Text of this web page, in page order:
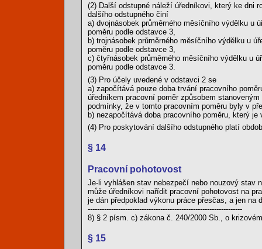
(2) Další odstupné náleží úředníkovi, který ke dni
dalšího odstupného činí
a) dvojnásobek průměrného měsíčního výdělku u
poměru podle odstavce 3,
b) trojnásobek průměrného měsíčního výdělku u
poměru podle odstavce 3,
c) čtyřnásobek průměrného měsíčního výdělku u
poměru podle odstavce 3.
(3) Pro účely uvedené v odstavci 2 se
a) započítává pouze doba trvání pracovního
úředníkem pracovní poměr způsobem
podmínky, že v tomto pracovním poměru byly v
b) nezapočítává doba pracovního poměru, který
(4) Pro poskytování dalšího odstupného platí
§ 14
Pracovní pohotovost
Je-li vyhlášen stav nebezpečí nebo nouzový stav
může úředníkovi nařídit pracovní pohotovost na
je dán předpoklad výkonu práce přesčas, a jen na
------------------------------------------------------------------
8) § 2 písm. c) zákona č. 240/2000 Sb., o
§ 15